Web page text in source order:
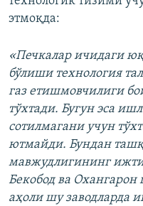
этмоқда:
«Печкалар ичидаги
бўлиши технология
газ етишмовчилиги
тўхтади. Бугун эса
сотилмагани учун
ютмайди. Бундан
мавжудлигининг
Бекобод ва
аҳоли шу заводларда